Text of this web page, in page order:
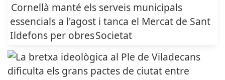
Cornellà manté els serveis municipals
essencials a l'agost i tanca el Mercat de Sant
Ildefons per obresSocietat